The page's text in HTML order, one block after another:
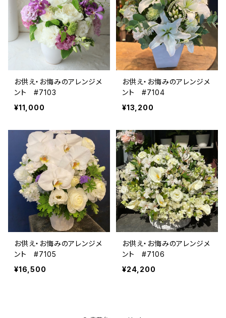
お供え・お悔みのアレンジメ
ント #7103
¥11,000
お供え・お悔みのアレンジメ
ント #7104
¥13,200
お供え・お悔みのアレンジメ
ント #7105
¥16,500
お供え・お悔みのアレンジメ
ント #7106
¥24,200